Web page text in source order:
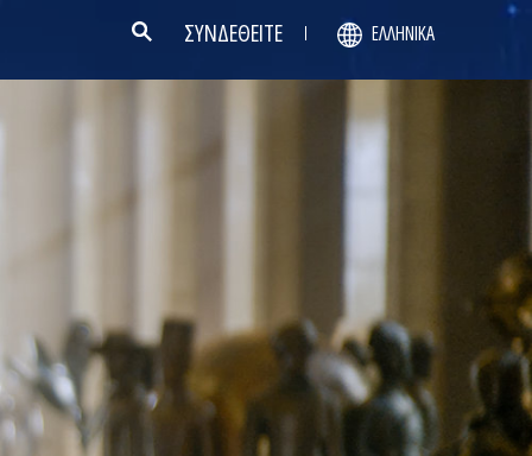
ΣΥΝΔΕΘΕΙΤΕ ΕΛΛΗΝΙΚΆ